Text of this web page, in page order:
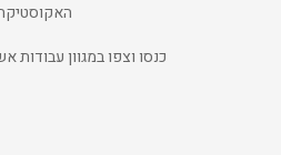
כנסו וצפו במגוון עבודות